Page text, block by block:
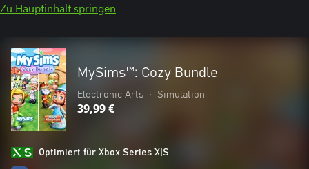
Zu Hauptinhalt springen
MySims™: Cozy Bundle
Electronic Arts • Simulation
39,99 €
Optimiert für Xbox Series X|S